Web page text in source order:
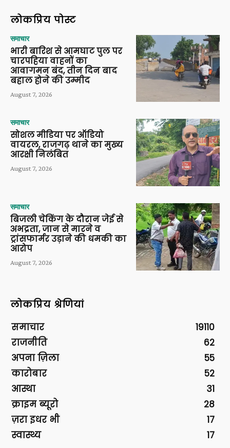
लोकप्रिय पोस्ट
समाचार
भारी बारिश से आमघाट पुल पर
चारपहिया वाहनों का
आवागमन बंद, तीन दिन बाद
बहाल होने की उम्मीद
August 7, 2026
समाचार
सोशल मीडिया पर ऑडियो
वायरल, राजगढ़ थाने का मुख्य
आरक्षी निलंबित
August 7, 2026
समाचार
बिजली चेकिंग के दौरान जेई से
अभद्रता, जान से मारने व
ट्रांसफार्मर उड़ाने की धमकी का
आरोप
August 7, 2026
लोकप्रिय श्रेणियां
समाचार
19110
राजनीति
62
अपना ज़िला
55
कारोबार
52
आस्था
31
क्राइम ब्यूरो
28
ज़रा इधर भी
17
स्वास्थ्य
17